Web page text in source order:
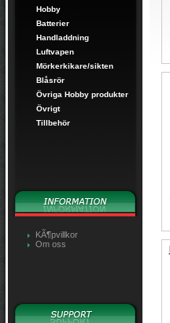
Hobby
Batterier
Handladdning
Luftvapen
Mörkerkikare/sikten
Blåsrör
Övriga Hobby produkter
Övrigt
Tillbehör
KÃ¶pvillkor
Om oss